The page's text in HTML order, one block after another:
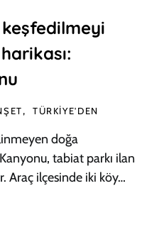
TÜRKIYE'DEN
doğa
tabiat parkı ilan
Araç ilçesinde iki köy…